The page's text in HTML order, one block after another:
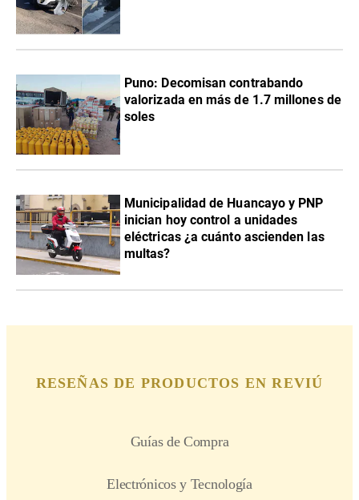
Puno: Decomisan contrabando
valorizada en más de 1.7 millones de
soles
Municipalidad de Huancayo y PNP
inician hoy control a unidades
eléctricas ¿a cuánto ascienden las
multas?